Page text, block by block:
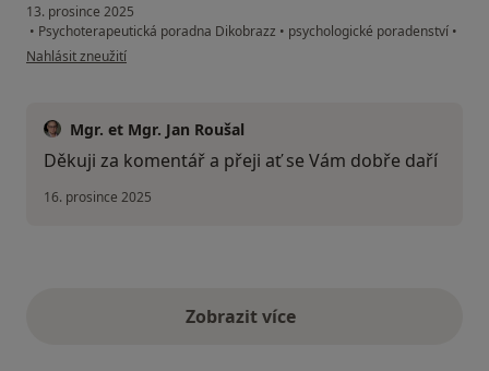
13. prosince 2025
• Psychoterapeutická poradna Dikobrazz • psychologické poradenství •
podle názoru uživatele Veselina
Nahlásit zneužití
Mgr. et Mgr. Jan Roušal
Děkuji za komentář a přeji ať se Vám dobře daří
16. prosince 2025
Zobrazit vícevýše uvedené názory